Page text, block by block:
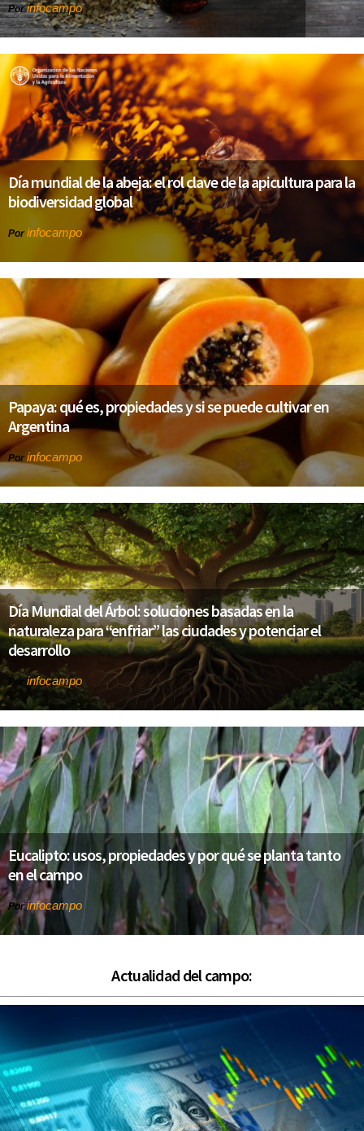
Porinfocampo
Día mundial de la abeja: el rol clave de la apicultura para la
biodiversidad global
Por infocampo
Papaya: qué es, propiedades y si se puede cultivar en
Argentina
Por infocampo
Día Mundial del Árbol: soluciones basadas en la
naturaleza para “enfriar” las ciudades y potenciar el
desarrollo
Por infocampo
Eucalipto: usos, propiedades y por qué se planta tanto
en el campo
Porinfocampo
Actualidad del campo: